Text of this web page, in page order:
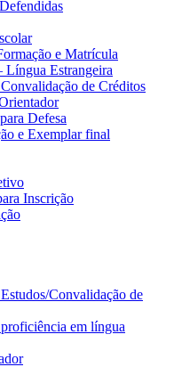
e Matrícula
Língua Estrangeira
de Créditos
Defesa
e Exemplar final
Inscrição
Convalidação de
em língua